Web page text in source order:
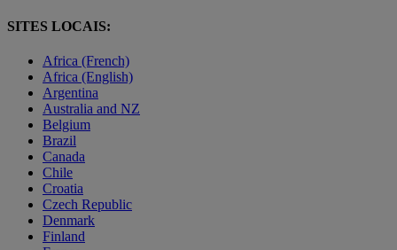
SITES LOCAIS:
Africa (French)
Africa (English)
Argentina
Australia and NZ
Belgium
Brazil
Canada
Chile
Croatia
Czech Republic
Denmark
Finland